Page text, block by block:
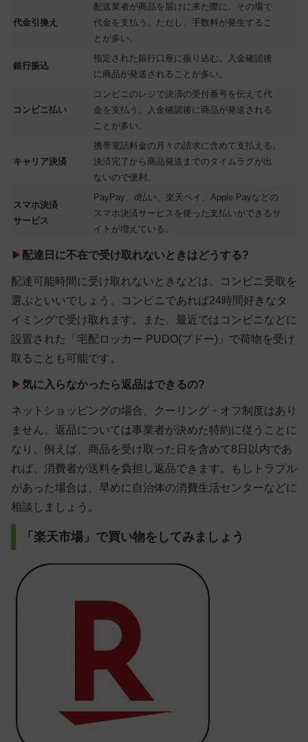
代金引換え
配送業者が商品を届けに来た際に、その場で
代金を支払う。ただし、手数料が発生するこ
とが多い。
銀行振込
指定された銀行口座に振り込む。入金確認後
に商品が発送されることが多い。
コンビニ払い
コンビニのレジで決済の受付番号を伝えて代
金を支払う。入金確認後に商品が発送される
ことが多い。
キャリア決済
携帯電話料金の月々の請求に含めて支払える。
決済完了から商品発送までのタイムラグが出
ないので便利。
スマホ決済
サービス
PayPay、d払い、楽天ペイ、Apple Payなどの
スマホ決済サービスを使った支払いができるサ
イトが増えている。
▶ 配達日に不在で受け取れないときはどうする?
配達可能時間に受け取れないときなどは、コンビニ受取を
選ぶといいでしょう。コンビニであれば24時間好きなタ
イミングで受け取れます。また、最近ではコンビニなどに
設置された「宅配ロッカー PUDO(プドー)」で荷物を受け
取ることも可能です。
▶気に入らなかったら返品はできるの?
ネットショッピングの場合、クーリング・オフ制度はあり
ません。返品については事業者が決めた特約に従うことに
なり、例えば、商品を受け取った日を含めて8日以内であ
れば、消費者が送料を負担し返品できます。もしトラブル
があった場合は、早めに自治体の消費生活センターなどに
相談しましょう。
「楽天市場」で買い物をしてみましょう